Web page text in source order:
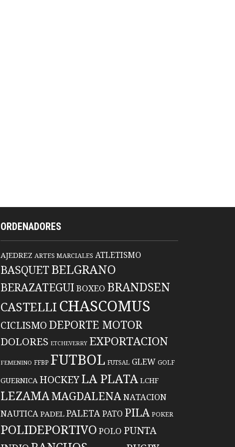
ORDENADORES
AJEDREZ ARTES MARCIALES ATLETISMO
BASQUET BELGRANO
BERAZATEGUIBOXEO BRANDSEN
CASTELLI CHASCOMUS
CICLISMO DEPORTE MOTOR
DOLORES ETCHEVERRY EXPORTACION
FEMENINO FFBP FUTBOL FUTSAL GLEW GOLF
GUERNICA HOCKEYLA PLATA LCHF
LEZAMAMAGDALENANATACION
NAUTICA PADEL PALETAPATO PILA POKER
POLIDEPORTIVO POLO PUNTA